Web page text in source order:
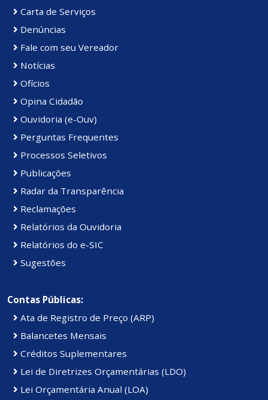
Carta de Serviços
Denúncias
Fale com seu Vereador
Notícias
Ofícios
Opina Cidadão
Ouvidoria (e-Ouv)
Perguntas Frequentes
Processos Seletivos
Publicações
Radar da Transparência
Reclamações
Relatórios da Ouvidoria
Relatórios do e-SIC
Sugestões
Contas Públicas:
Ata de Registro de Preço (ARP)
Balancetes Mensais
Créditos Suplementares
Lei de Diretrizes Orçamentárias (LDO)
Lei Orçamentária Anual (LOA)